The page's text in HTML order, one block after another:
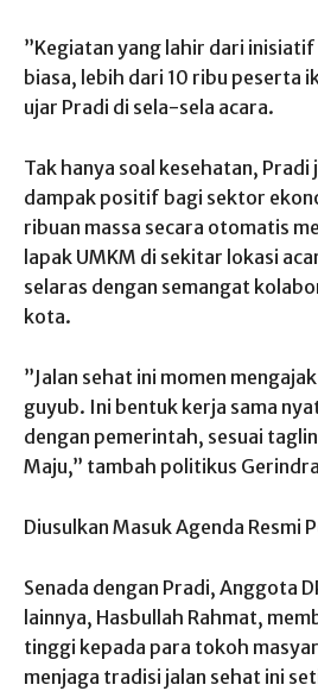
​”Kegiatan yang lahir dari
biasa, lebih dari 10 ribu peserta
ujar Pradi di sela-sela acara.
​Tak hanya soal kesehatan,
dampak positif bagi sektor
ribuan massa secara otomatis
lapak UMKM di sekitar lokasi
selaras dengan semangat
kota.
​”Jalan sehat ini momen
guyub. Ini bentuk kerja sama
dengan pemerintah, sesuai
Maju,” tambah politikus
​Diusulkan Masuk Agenda Resmi
​Senada dengan Pradi, Anggota
lainnya, Hasbullah Rahmat,
tinggi kepada para tokoh
menjaga tradisi jalan sehat ini